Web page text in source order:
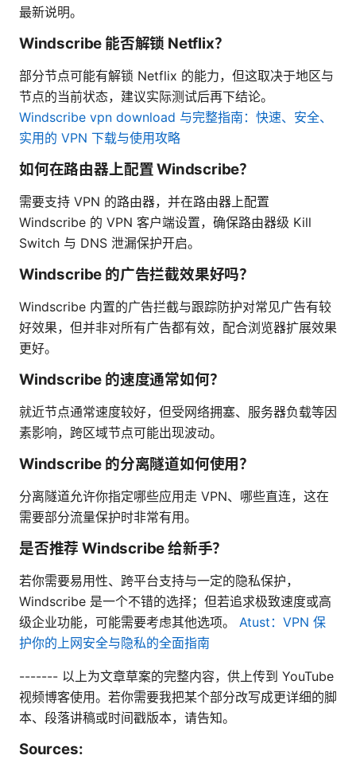
最新说明。
Windscribe 能否解锁 Netflix？
部分节点可能有解锁 Netflix 的能力，但这取决于地区与
节点的当前状态，建议实际测试后再下结论。
Windscribe vpn download 与完整指南：快速、安全、
实用的 VPN 下载与使用攻略
如何在路由器上配置 Windscribe？
需要支持 VPN 的路由器，并在路由器上配置
Windscribe 的 VPN 客户端设置，确保路由器级 Kill
Switch 与 DNS 泄漏保护开启。
Windscribe 的广告拦截效果好吗？
Windscribe 内置的广告拦截与跟踪防护对常见广告有较
好效果，但并非对所有广告都有效，配合浏览器扩展效果
更好。
Windscribe 的速度通常如何？
就近节点通常速度较好，但受网络拥塞、服务器负载等因
素影响，跨区域节点可能出现波动。
Windscribe 的分离隧道如何使用？
分离隧道允许你指定哪些应用走 VPN、哪些直连，这在
需要部分流量保护时非常有用。
是否推荐 Windscribe 给新手？
若你需要易用性、跨平台支持与一定的隐私保护，
Windscribe 是一个不错的选择；但若追求极致速度或高
级企业功能，可能需要考虑其他选项。 Atust：VPN 保
护你的上网安全与隐私的全面指南
------- 以上为文章草案的完整内容，供上传到 YouTube
视频博客使用。若你需要我把某个部分改写成更详细的脚
本、段落讲稿或时间戳版本，请告知。
Sources: